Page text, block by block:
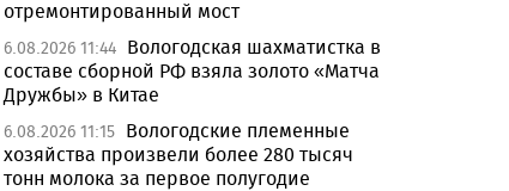
отремонтированный мост
6.08.2026 11:44 Вологодская шахматистка в
составе сборной РФ взяла золото «Матча
Дружбы» в Китае
6.08.2026 11:15 Вологодские племенные
хозяйства произвели более 280 тысяч
тонн молока за первое полугодие